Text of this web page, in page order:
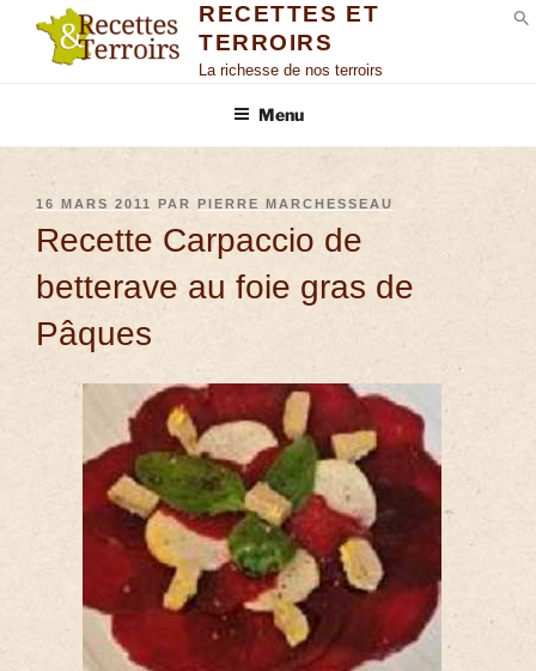
RECETTES ET
TERROIRS
La richesse de nos terroirs
Menu
16 MARS 2011 PAR PIERRE MARCHESSEAU
Recette Carpaccio de
betterave au foie gras de
Pâques